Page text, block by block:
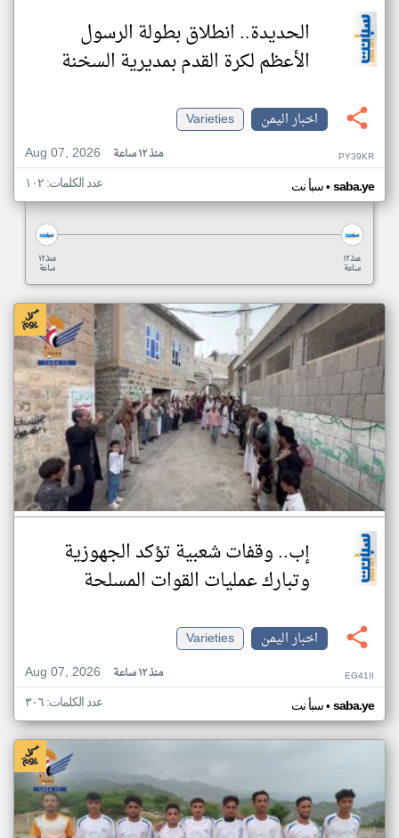
الحديدة.. انطلاق بطولة الرسول
الأعظم لكرة القدم بمديرية السخنة
اخبار اليمن
Varieties
Aug 07, 2026
منذ ١٢ ساعة PY39KR
سبأ نت• saba.ye عدد الكلمات: ١٠٢
منذ ١٢
ساعة
منذ ١٢
ساعة
إب.. وقفات شعبية تؤكد الجهوزية
وتبارك عمليات القوات المسلحة
اخبار اليمن
Varieties
Aug 07, 2026
منذ ١٢ ساعة EG41II
سبأ نت• saba.ye عدد الكلمات: ٣٠٦